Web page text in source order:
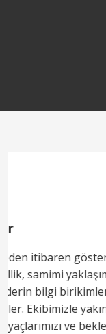
İlk iletişim
gösterdikleri
çözüm odaklı
etkilediler.
hedeflerini